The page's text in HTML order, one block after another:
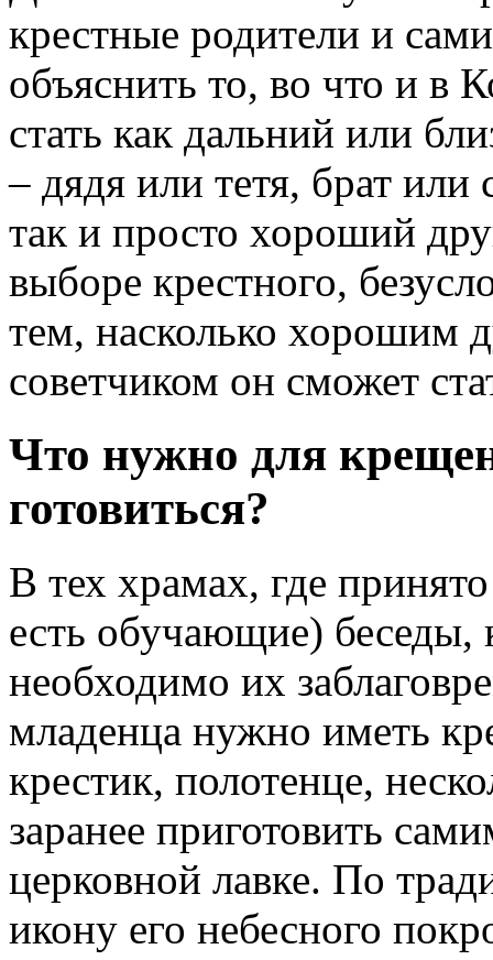
крестные родители и
объяснить то, во что и в
стать как дальний или
– дядя или тетя, брат
так и просто хороший
выборе крестного,
тем, насколько хорошим
советчиком он сможет
Что нужно для
готовиться?
В тех храмах, где
есть обучающие) беседы,
необходимо их
младенца нужно иметь
крестик, полотенце,
заранее приготовить
церковной лавке. По
икону его небесного